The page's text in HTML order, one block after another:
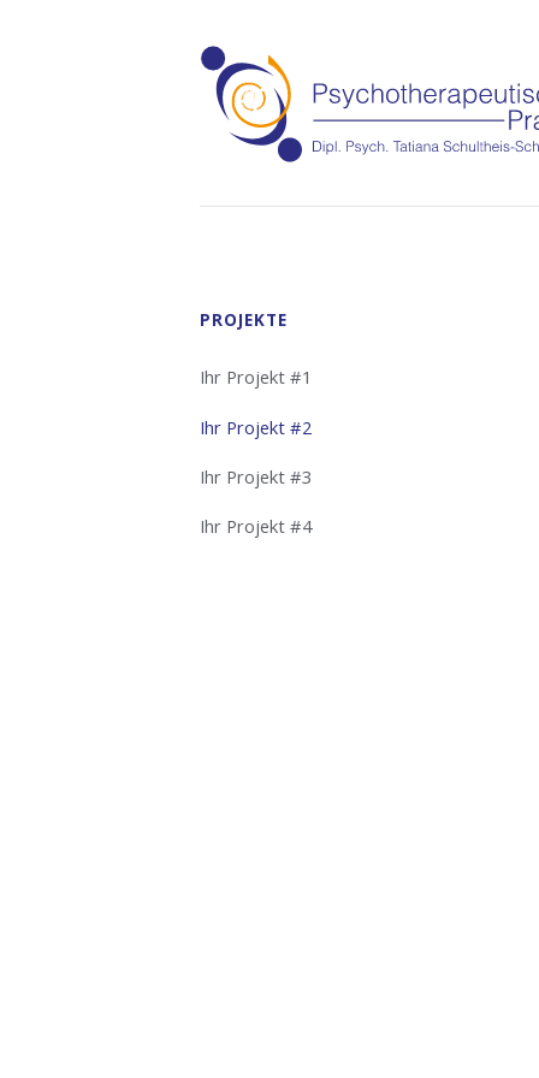
Navigation
PROJEKTE
Ihr Projekt #1
Ihr Projekt #2
Ihr Projekt #3
Ihr Projekt #4